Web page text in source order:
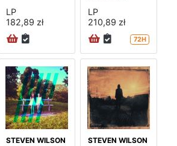
LP
182,89 zł
LP
210,89 zł
72H
STEVEN WILSON
STEVEN WILSON